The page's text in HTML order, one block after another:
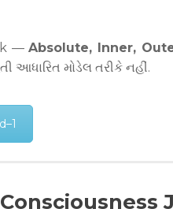
—Absolute, Inner,
આધારિત મોડેલ તરીકે નહીં.